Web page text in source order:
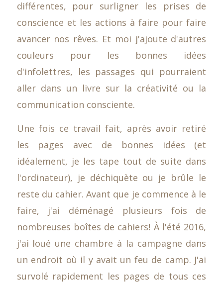
différentes, pour surligner les prises de
conscience et les actions à faire pour faire
avancer nos rêves. Et moi j'ajoute d'autres
couleurs pour les bonnes idées
d'infolettres, les passages qui pourraient
aller dans un livre sur la créativité ou la
communication consciente.
Une fois ce travail fait, après avoir retiré
les pages avec de bonnes idées (et
idéalement, je les tape tout de suite dans
l'ordinateur), je déchiquète ou je brûle le
reste du cahier. Avant que je commence à le
faire, j'ai déménagé plusieurs fois de
nombreuses boîtes de cahiers! À l'été 2016,
j'ai loué une chambre à la campagne dans
un endroit où il y avait un feu de camp. J'ai
survolé rapidement les pages de tous ces